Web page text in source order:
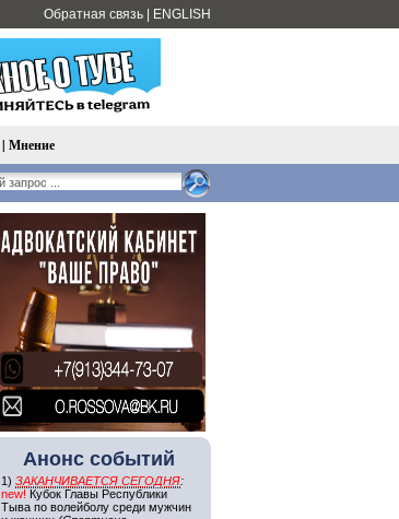
Обратная связь ENGLISH
| Мнение
Анонс событий
1) ЗАКАНЧИВАЕТСЯ СЕГОДНЯ:
new! Кубок Главы Республики
Тыва по волейболу среди мужчин